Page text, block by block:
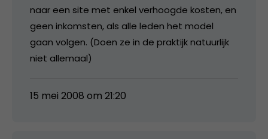
naar een site met enkel verhoogde kosten, en
geen inkomsten, als alle leden het model
gaan volgen. (Doen ze in de praktijk natuurlijk
niet allemaal)
15 mei 2008 om 21:20